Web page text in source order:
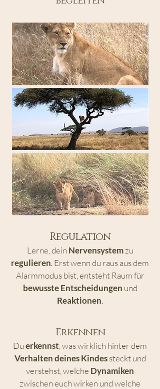
Regulation
Lerne, dein Nervensystemzu
regulieren. Erst wenn du raus aus dem
Alarmmodus bist, entsteht Raum für
bewusste Entscheidungen und
Reaktionen.
Erkennen
Duerkennst , was wirklich hinter dem
Verhalten deines Kindessteckt und
verstehst, welche Dynamiken
zwischen euch wirken und welche